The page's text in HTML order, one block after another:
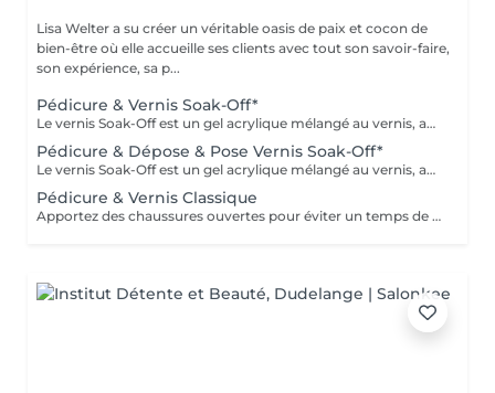
Lisa Welter a su créer un véritable oasis de paix et cocon de
bien-être où elle accueille ses clients avec tout son savoir-faire,
son expérience, sa p...
Pédicure & Vernis Soak-Off*
Le vernis Soak-Off est un gel acrylique mélangé au vernis, appliqué sur l'ongle et durci par des LED. Il a la même texture qu'un vernis classique, est aussi liquide et a encore plus de brillance. Il reste impeccable, sans ternir et sans s'écailler jusqu'à 18 jours
Pédicure & Dépose & Pose Vernis Soak-Off*
Le vernis Soak-Off est un gel acrylique mélangé au vernis, appliqué sur l'ongle et durci par des LED. Il a la même texture qu'un vernis classique, est aussi liquide et a encore plus de brillance. Il reste impeccable, sans ternir et sans s'écailler jusqu'à 18 jours
Pédicure & Vernis Classique
Apportez des chaussures ouvertes pour éviter un temps de séchage supplémentaire